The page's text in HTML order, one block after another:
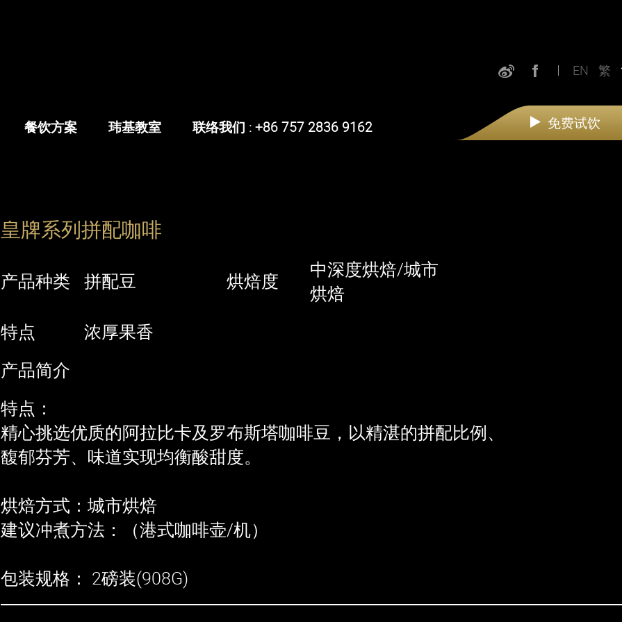
品牌故事
咖啡店
EN 繁
餐饮方案 玮基教室 联络我们 : +86 757 2836 9162 免费试饮
皇牌系列拼配咖啡
产品种类 拼配豆 烘焙度
中深度烘焙/城市
烘焙
特点
浓厚果香
产品简介
特点：
精心挑选优质的阿拉比卡及罗布斯塔咖啡豆，以精湛的拼配比例、
馥郁芬芳、味道实现均衡酸甜度。
烘焙方式：城市烘焙​
建议冲煮方法：（港式咖啡壶/机）
包装规格： 2磅装(908G)